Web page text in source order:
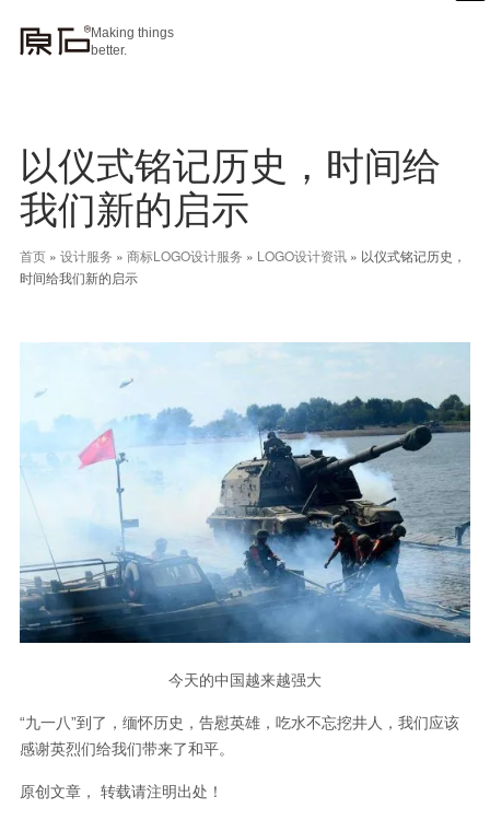
Making things
better.
以仪式铭记历史，时间给
我们新的启示
首页 » 设计服务 » 商标LOGO设计服务 » LOGO设计资讯 » 以仪式铭记历史，
时间给我们新的启示
今天的中国越来越强大
“九一八”到了，缅怀历史，告慰英雄，吃水不忘挖井人，我们应该
感谢英烈们给我们带来了和平。
原创文章， 转载请注明出处！